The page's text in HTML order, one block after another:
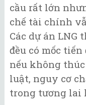
cầu rất lớn
chế tài chính
Các dự án LNG
đều có mốc tiến
nếu không
luật, nguy cơ
trong tương lai